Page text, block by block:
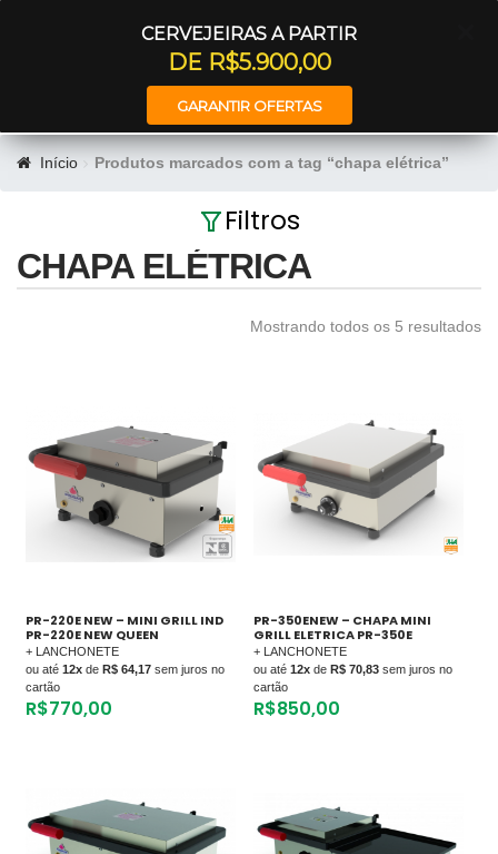
CERVEJEIRAS A PARTIR
DE R$5.900,00
GARANTIR OFERTAS
Início Produtos marcados com a tag “chapa elétrica”
Filtros
CHAPA ELÉTRICA
Mostrando todos os 5 resultados
PR-220E NEW – MINI GRILL IND
PR-220E NEW QUEEN
+ LANCHONETE
ou até 12x de R$ 64,17 sem juros no
cartão
R$770,00
PR-350ENEW – CHAPA MINI
GRILL ELETRICA PR-350E
+ LANCHONETE
ou até 12xde R$ 70,83sem juros no
cartão
R$850,00